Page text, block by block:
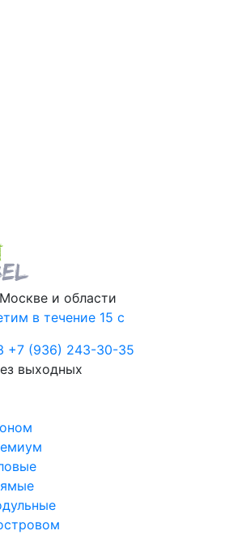
и области
в течение 15 с
+7 (936) 243-30-35
выходных